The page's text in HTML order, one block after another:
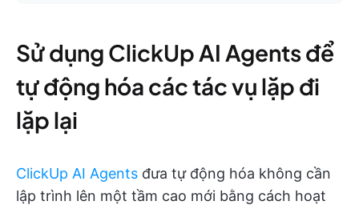
Sử dụng ClickUp AI Agents để
tự động hóa các tác vụ lặp đi
lặp lại
ClickUp AI Agents đưa tự động hóa không cần
lập trình lên một tầm cao mới bằng cách hoạt